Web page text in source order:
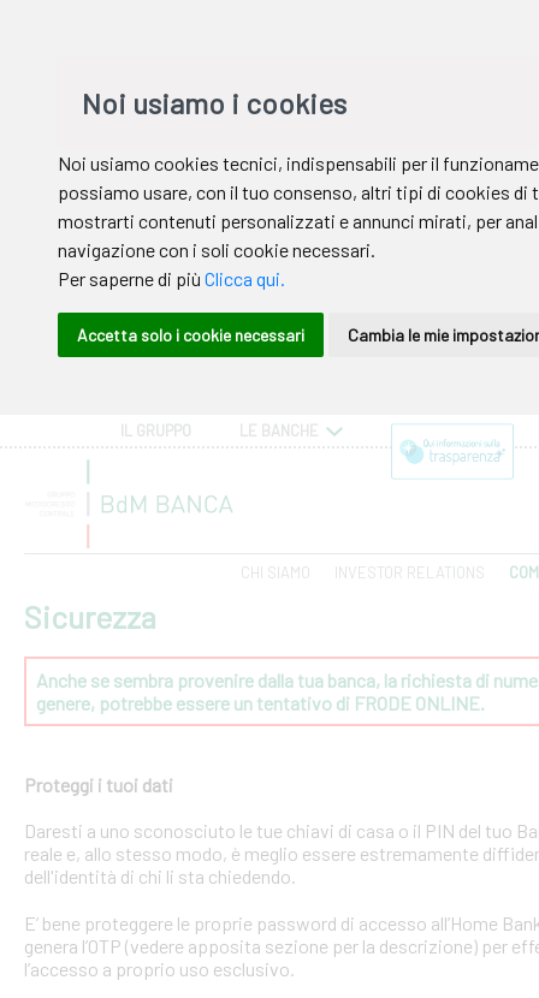
IL GRUPPO LE BANCHE
CHI SIAMO INVESTOR RELATIONS
Sicurezza
Anche se sembra provenire dalla tua banca, la richiesta di
genere, potrebbe essere un tentativo di FRODE ONLINE.
Proteggi i tuoi dati
Daresti a uno sconosciuto le tue chiavi di casa o il PIN del tuo
reale e, allo stesso modo, è meglio essere estremamente
dell'identità di chi li sta chiedendo.
E’ bene proteggere le proprie password di accesso all’Home
genera l’OTP (vedere apposita sezione per la descrizione) per
l’accesso a proprio uso esclusivo.